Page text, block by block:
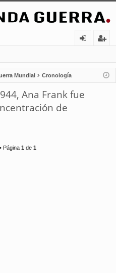
nt
ifi
ca
ist
ra
Mundial Cronología
Ana Frank fue
de
Página 1 de 1